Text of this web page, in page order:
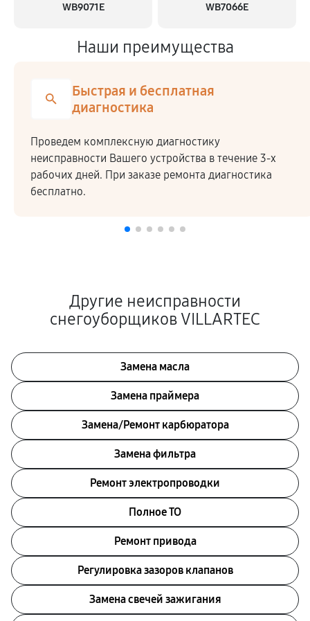
WB9071E WB7066E
Наши преимущества
Быстрая и бесплатная
диагностика
Проведем комплексную диагностику
неисправности Вашего устройства в течение 3-х
рабочих дней. При заказе ремонта диагностика
бесплатно.
Другие неисправности
снегоуборщиков VILLARTEC
Замена масла
Замена праймера
Замена/Pемонт карбюратора
Замена фильтра
Ремонт электропроводки
Полное ТО
Ремонт привода
Регулировка зазоров клапанов
Замена свечей зажигания